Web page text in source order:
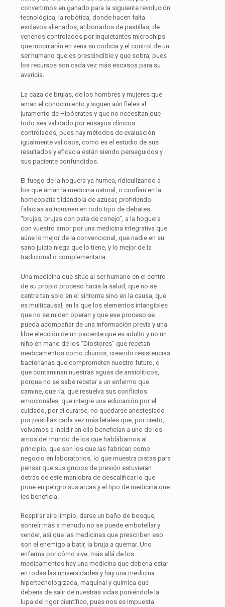
convertirnos en ganado para la siguiente revolución
tecnológica, la robótica, donde hacen falta
esclavos alienados, atiborrados de pastillas, de
venenos controlados por inquietantes microchips
que inocularán en vena su codicia y el control de un
ser humano que es prescindible y que sobra, pues
los recursos son cada vez más escasos para su
avaricia.
La caza de brujas, de los hombres y mujeres que
aman el conocimiento y siguen aún fieles al
juramento de Hipócrates y que no necesitan que
todo sea validado por ensayos clínicos
controlados, pues hay métodos de evaluación
igualmente valiosos, como es el estudio de sus
resultados y eficacia están siendo perseguidos y
sus paciente confundidos.
El fuego de la hoguera ya humea, ridiculizando a
los que aman la medicina natural, o confían en la
homeopatía tildándola de azúcar, profiriendo
falacias ad hominen en todo tipo de debates,
“brujas, brujas con pata de conejo”, a la hoguera
con vuestro amor por una medicina integrativa que
aúne lo mejor de la convencional, que nadie en su
sano juicio niega que lo tiene, y lo mejor de la
tradicional o complementaria.
Una medicina que sitúe al ser humano en el centro
de su propio proceso hacia la salud, que no se
centre tan solo en el síntoma sino en la causa, que
es multicausal, en la que los elementos intangibles
que no se miden operan y que ese proceso se
pueda acompañar de una información previa y una
libre elección de un paciente que es adulto y no un
niño en mano de los “Diostores” que recetan
medicamentos como churros, creando resistencias
bacterianas que comprometen nuestro futuro, o
que contaminan nuestras aguas de ansiolíticos,
porque no se sabe recetar a un enfermo que
camine, que ría, que resuelva sus conflictos
emocionales, que integre una educación por el
cuidado, por el curarse, no quedarse anestesiado
por pastillas cada vez más letales que, por cierto,
volvamos a incidir en ello benefician a uno de los
amos del mundo de los que hablábamos al
principio, que son los que las fabrican como
negocio en laboratorios, lo que muestra pistas para
pensar que sus grupos de presión estuvieran
detrás de este maniobra de descalificar lo que
pone en peligro sus arcas y el tipo de medicina que
les beneficia.
Respirar aire limpio, darse un baño de bosque,
sonreír más a menudo no se puede embotellar y
vender, así que las medicinas que prescriben eso
son el enemigo a batir, la bruja a quemar. Uno
enferma por cómo vive, más allá de los
medicamentos hay una medicina que debería estar
en todas las universidades y hay una medicina
hipertecnologizada, maquinal y química que
debería de salir de nuestras vidas poniéndole la
lupa del rigor científico, pues nos es impuesta